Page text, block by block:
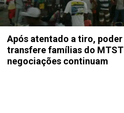
Após atentado a tiro,
transfere famílias do
negociações continuam